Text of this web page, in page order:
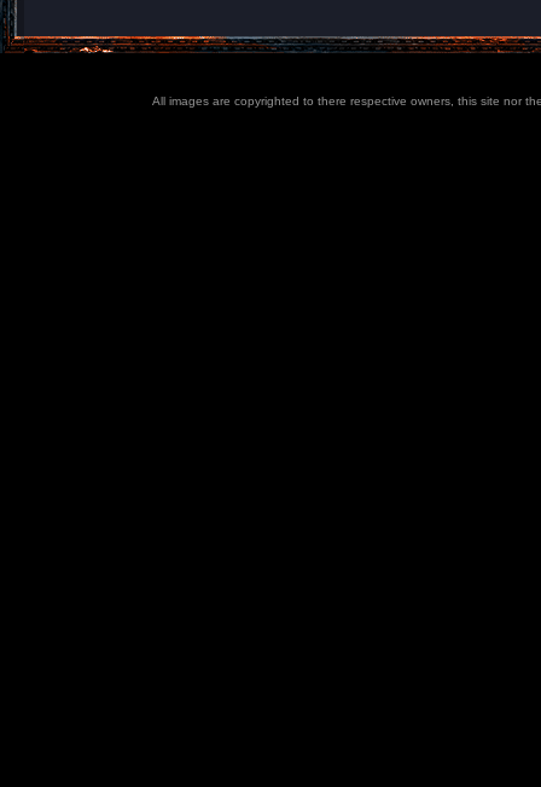
All images are copyrighted to there respective owners, this site nor